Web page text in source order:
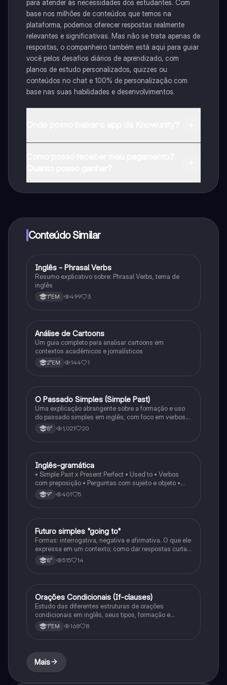
para atender às necessidades dos estudantes. Com
base nos milhões de conteúdos que temos na
plataforma, podemos oferecer respostas realmente
relevantes e significativas. Mas não se trata apenas de
respostas, o companheiro também está aqui para guiar
você pelos desafios diários de aprendizado, com
planos de estudo personalizados, quizzes ou
conteúdos no chat e 100% de personalização com
base nas suas habilidades e desenvolvimentos.
Conteúdo Similar
Inglês
Inglês - Phrasal Verbs
Resumo explicativo sobre: Phrasal Verbs, tema de
inglês
1°EM 499 3
Inglês
Análise de Cartoons
Um guia completo para analisar cartoons em
contextos acadêmicos e jornalísticos
2°EM 144 1
Inglês
O Passado Simples (Simple Past)
Uma explicação abrangente sobre a formação e uso
do passado simples em inglês, com foco em verbos
regulares e irregulares, frases negativas e
interrogativas.
8° 1,021 20
Inglês
Inglês-gramática
• Simple Past x Present Perfect • Used to • Verbos
com preposição • Perguntas com sujeito e objeto •
Substantivos contáveis e incontáveis •
Quantificadores (some, any, much, many…) •
9° 401 5
Inglês
Futuro simples "going to"
Formas: interrogativa, negativa e afirmativa. O que ele
expressa em um contexto; como dar respostas curtas
em uma frase, e as junções com o verbo to be
8° 515 14
Inglês
Orações Condicionais (If-clauses)
Estudo das diferentes estruturas de orações
condicionais em inglês, seus tipos, formação e
exemplos de uso.
1°EM 168 8
Mais